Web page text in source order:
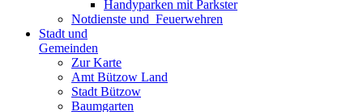
Handyparken mit Parkster
Notdienste und ­ Feuerwehren
Stadt und
Gemeinden
Zur Karte
Amt Bützow Land
Stadt Bützow
Baumgarten